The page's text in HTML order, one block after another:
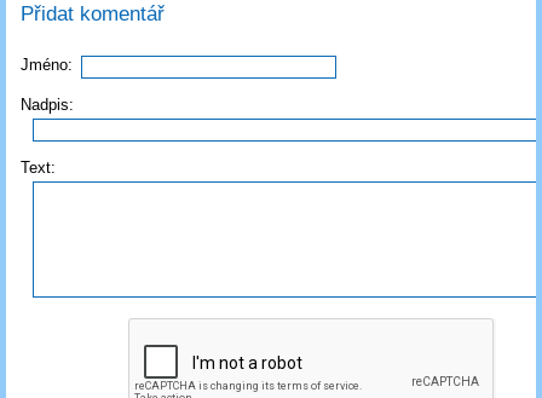
Přidat komentář
Jméno:
Nadpis:
Text: